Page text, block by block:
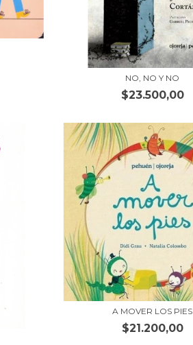
NO, NO Y NO
$23.500,00
A MOVER LOS PIES
$21.200,00